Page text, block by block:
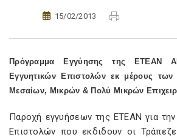
15/02/2013
Πρόγραμμα Εγγύησης της ΕΤΕΑΝ
Εγγυητικών Επιστολών εκ μέρους
Μεσαίων, Μικρών & Πολύ Μικρών
Παροχή εγγυήσεων της ΕΤΕΑΝ για
Επιστολών που εκδιδουν οι